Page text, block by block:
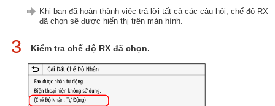
Khi bạn đã hoàn thành việc trả lời tất cả các câu hỏi, chế độ RX
đã chọn sẽ được hiển thị trên màn hình.
3 Kiểm tra chế độ RX đã chọn.